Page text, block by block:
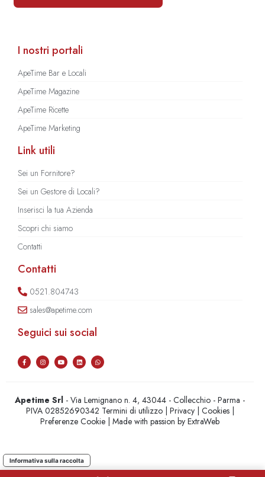
I nostri portali
ApeTime Bar e Locali
ApeTime Magazine
ApeTime Ricette
ApeTime Marketing
Link utili
Sei un Fornitore?
Sei un Gestore di Locali?
Inserisci la tua Azienda
Scopri chi siamo
Contatti
Contatti
0521.804743
sales@apetime.com
Seguici sui social
Apetime Srl - Via Lemignano n. 4, 43044 - Collecchio - Parma -
PIVA 02852690342 Termini di utilizzo| Privacy| Cookies|
Preferenze Cookie | Made with passion byExtraWeb
Informativa sulla raccolta